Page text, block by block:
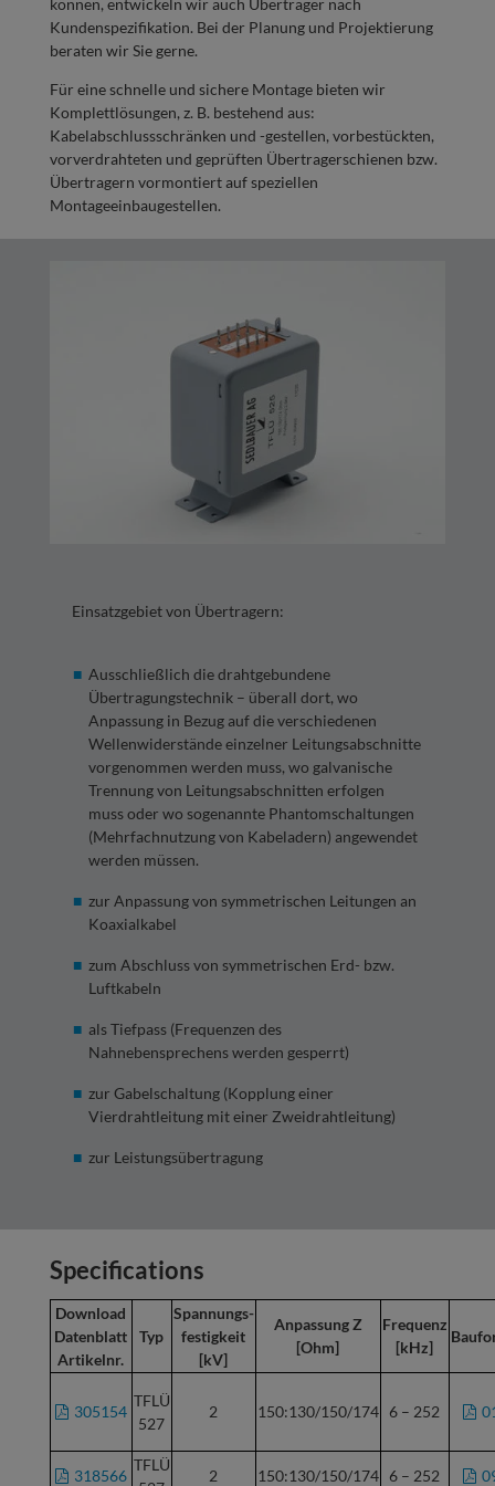
können, entwickeln wir auch Übertrager nach
Kundenspezifikation. Bei der Planung und Projektierung
beraten wir Sie gerne.
Für eine schnelle und sichere Montage bieten wir
Komplettlösungen, z. B. bestehend aus:
Kabelabschlussschränken und -gestellen, vorbestückten,
vorverdrahteten und geprüften Übertragerschienen bzw.
Übertragern vormontiert auf speziellen
Montageeinbaugestellen.
Einsatzgebiet von Übertragern:
Ausschließlich die drahtgebundene
Übertragungstechnik – überall dort, wo
Anpassung in Bezug auf die verschiedenen
Wellenwiderstände einzelner Leitungsabschnitte
vorgenommen werden muss, wo galvanische
Trennung von Leitungsabschnitten erfolgen
muss oder wo sogenannte Phantomschaltungen
(Mehrfachnutzung von Kabeladern) angewendet
werden müssen.
zur Anpassung von symmetrischen Leitungen an
Koaxialkabel
zum Abschluss von symmetrischen Erd- bzw.
Luftkabeln
als Tiefpass (Frequenzen des
Nahnebensprechens werden gesperrt)
zur Gabelschaltung (Kopplung einer
Vierdrahtleitung mit einer Zweidrahtleitung)
zur Leistungsübertragung
Specifications
Download
Datenblatt
Artikelnr.
Typ
Spannungs-
festigkeit
[kV]
Anpassung Z
[Ohm]
Frequenz
[kHz]
305154
TFLÜ
527
2 150:130/150/174 6 – 252
318566
TFLÜ
2 150:130/150/174 6 – 252